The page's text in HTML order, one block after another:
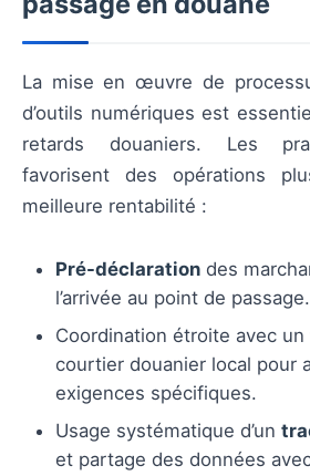
La mise en œuvre de
d’outils numériques est
retards douaniers. Les
favorisent des opérations
meilleure rentabilité :
Pré-déclaration des
l’arrivée au point de passage.
Coordination étroite avec un
courtier douanier local pour
exigences spécifiques.
Usage systématique d’un
et partage des données